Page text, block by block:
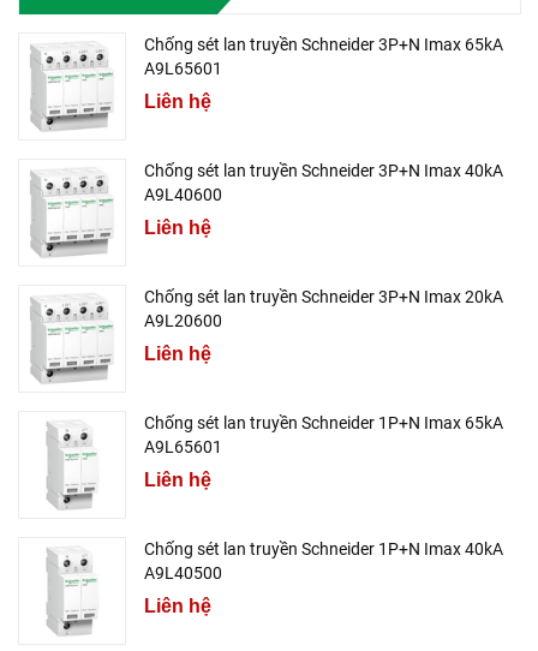
Chống sét lan truyền Schneider 3P+N Imax 65kA
A9L65601
Liên hệ
Chống sét lan truyền Schneider 3P+N Imax 40kA
A9L40600
Liên hệ
Chống sét lan truyền Schneider 3P+N Imax 20kA
A9L20600
Liên hệ
Chống sét lan truyền Schneider 1P+N Imax 65kA
A9L65601
Liên hệ
Chống sét lan truyền Schneider 1P+N Imax 40kA
A9L40500
Liên hệ